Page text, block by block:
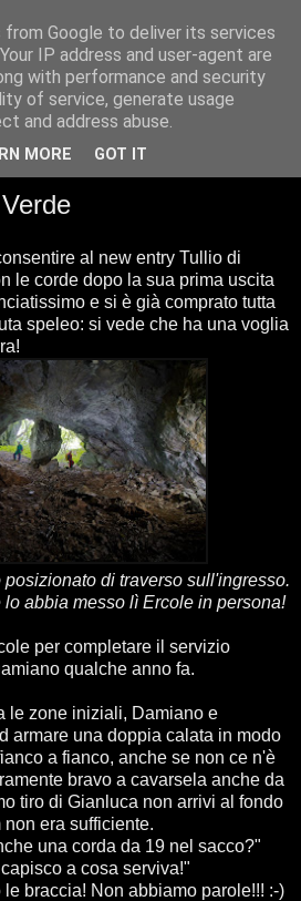
al new entry Tullio di
le corde dopo la sua prima uscita
e si è già comprato tutta
speleo: si vede che ha una voglia
di traverso sull'ingresso.
abbia messo lì Ercole in persona!
per completare il servizio
qualche anno fa.
le zone iniziali, Damiano e
armare una doppia calata in modo
a fianco, anche se non ce n'è
bravo a cavarsela anche da
tiro di Gianluca non arrivi al fondo
era sufficiente.
una corda da 19 nel sacco?"
a cosa serviva!"
le braccia! Non abbiamo parole!!! :-)
Google to deliver its services
IP address and user-agent are
with performance and security
of service, generate usage
and address abuse.
MORE GOT IT